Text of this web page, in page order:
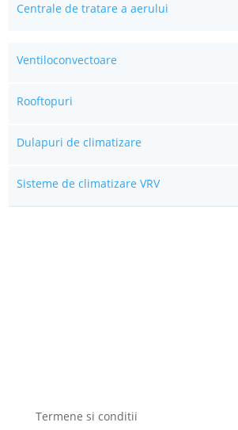
Centrale de tratare a aerului
Ventiloconvectoare
Rooftopuri
Dulapuri de climatizare
Sisteme de climatizare VRV
Termene si conditii